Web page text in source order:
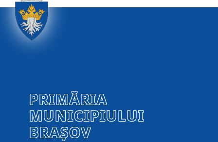
PRIMĂRIA
MUNICIPIULUI
BRAȘOV